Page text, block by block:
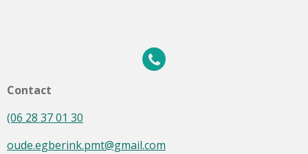
Contact
(06 28 37 01 30
oude.egberink.pmt@gmail.com